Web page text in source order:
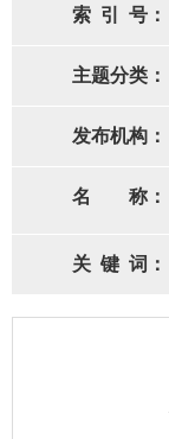
索 引 号：
主题分类：
发布机构：
名 称：
关 键 词：